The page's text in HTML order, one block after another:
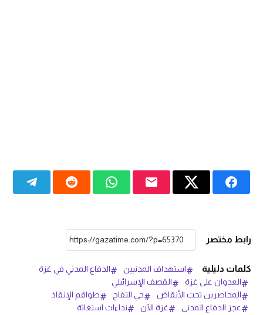
رابط مختصر
كلمات دليلية استهداف المدنيين
الدفاع المدني في غزة
العدوان على غزة
القصف الإسرائيلي
المحاصرين تحت الأنقاض
حي التفاح
طواقم الإنقاذ
عجز الدفاع المدني
غزة الآن نداءات استغاثة